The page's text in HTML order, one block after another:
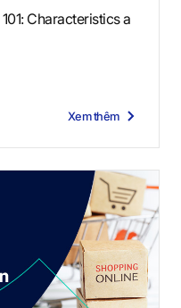
Characteristics a
Xem thêm